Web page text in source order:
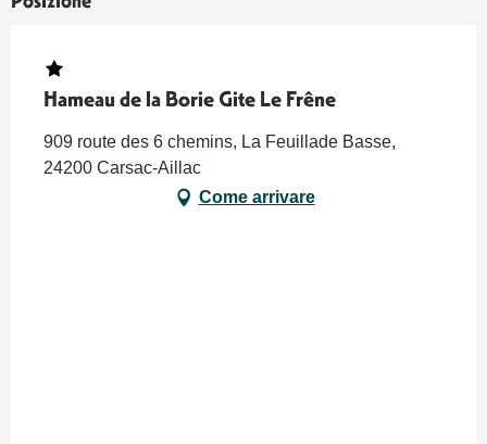
Hameau de la Borie Gite Le Frêne
909 route des 6 chemins, La Feuillade Basse,
24200 Carsac-Aillac
Come arrivare